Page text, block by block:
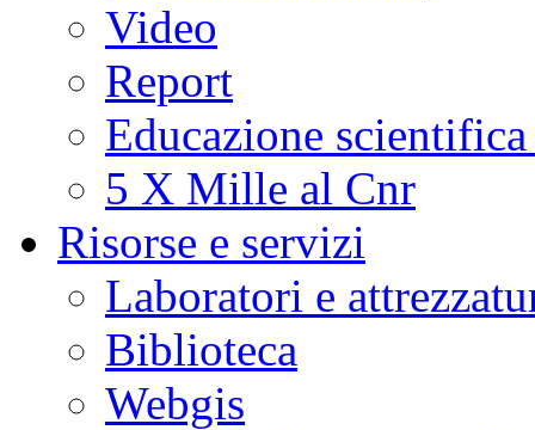
Video
Report
Educazione
5 X Mille al Cnr
Risorse e servizi
Laboratori e
Biblioteca
Webgis